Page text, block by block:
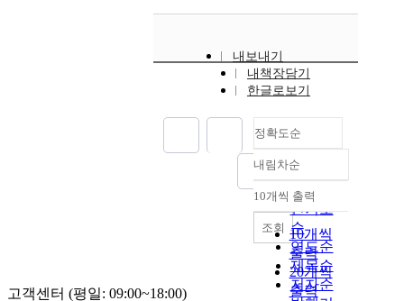
내보내기
내책장담기
한글로보기
정확도순
정확도
순
인기도
순
연도순
제목순
저자순
내림차순
내림차순
10개씩 출력
10개씩
출력
20개씩
출력
조회
고객센터 (평일: 09:00~18:00)